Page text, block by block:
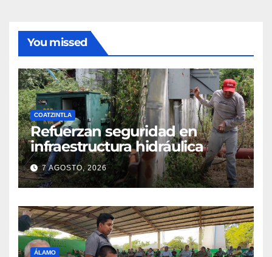
You missed
COATZINTLA
Refuerzan seguridad en
infraestructura hidráulica
7 AGOSTO, 2026
ÁLAMO